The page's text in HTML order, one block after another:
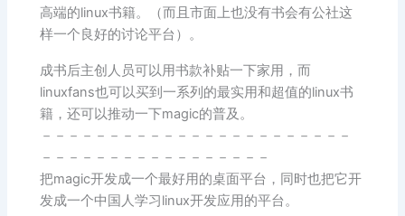
高端的linux书籍。（而且市面上也没有书会有公社这
样一个良好的讨论平台）。
成书后主创人员可以用书款补贴一下家用，而
linuxfans也可以买到一系列的最实用和超值的linux书
籍，还可以推动一下magic的普及。
－－－－－－－－－－－－－－－－－－－－－－－
－－－－－－－－－－－－－－－－－
把magic开发成一个最好用的桌面平台，同时也把它开
发成一个中国人学习linux开发应用的平台。